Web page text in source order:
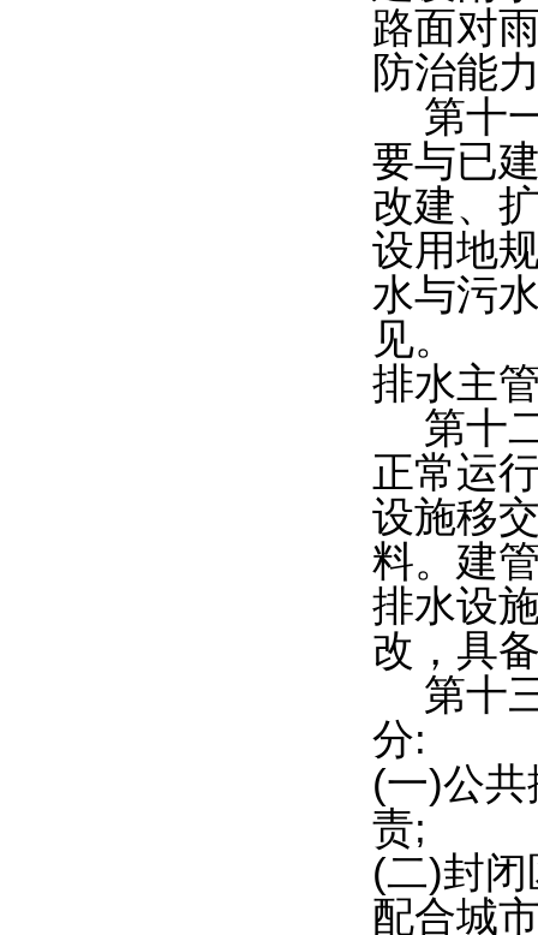
路面对
防治能
第十
要与已
改建、
设用地
水与污
见。
排水主
第十
正常运
设施移
料。建
排水设
改，具
第十
分:
(一)公
责;
(二)封
配合城